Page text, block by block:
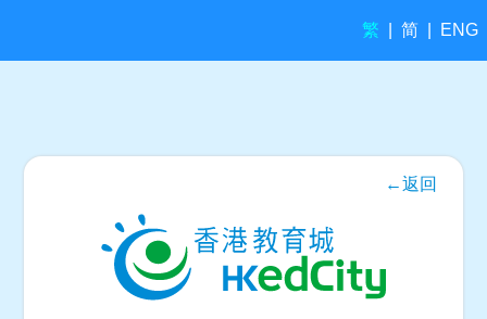
繁 简 ENG
←返回